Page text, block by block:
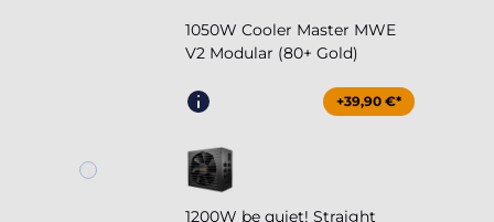
1050W Cooler Master MWE
V2 Modular (80+ Gold)
+39,90 €*
1200W be quiet! Straight